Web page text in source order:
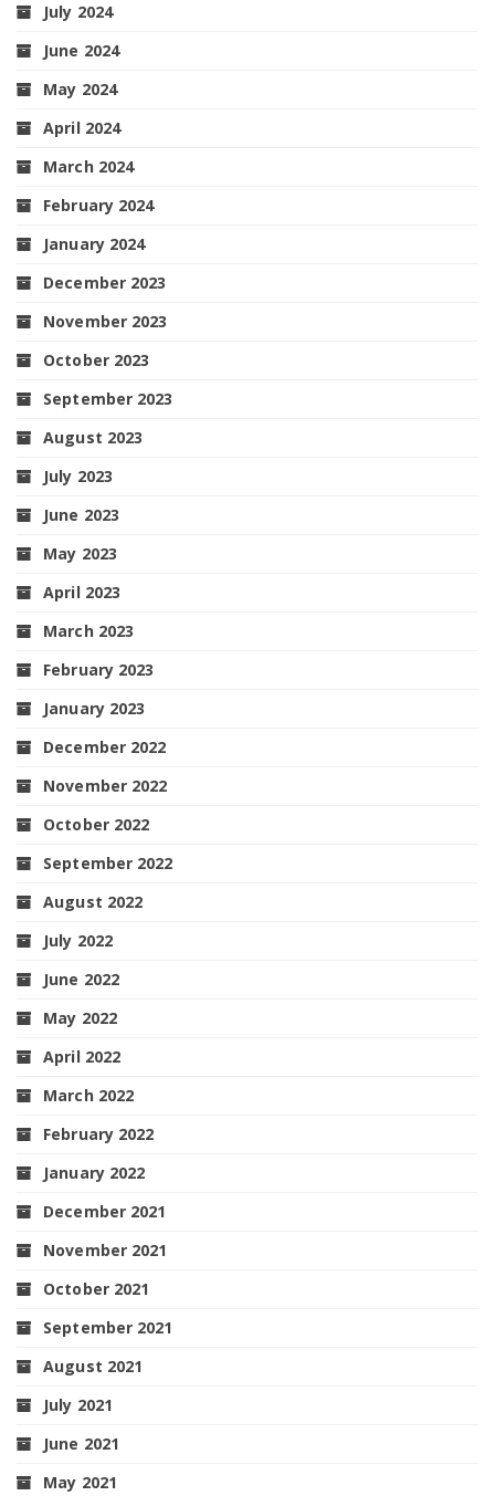
July 2024
June 2024
May 2024
April 2024
March 2024
February 2024
January 2024
December 2023
November 2023
October 2023
September 2023
August 2023
July 2023
June 2023
May 2023
April 2023
March 2023
February 2023
January 2023
December 2022
November 2022
October 2022
September 2022
August 2022
July 2022
June 2022
May 2022
April 2022
March 2022
February 2022
January 2022
December 2021
November 2021
October 2021
September 2021
August 2021
July 2021
June 2021
May 2021